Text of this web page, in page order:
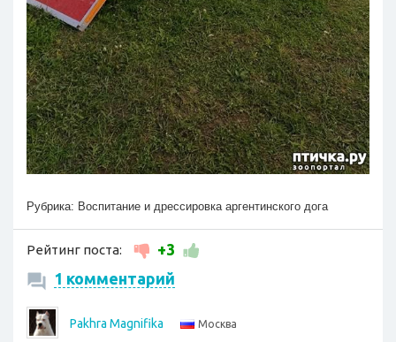
Рубрика: Воспитание и дрессировка аргентинского дога
Рейтинг поста:
+3
1 комментарий
Pakhra Magnifika Москва